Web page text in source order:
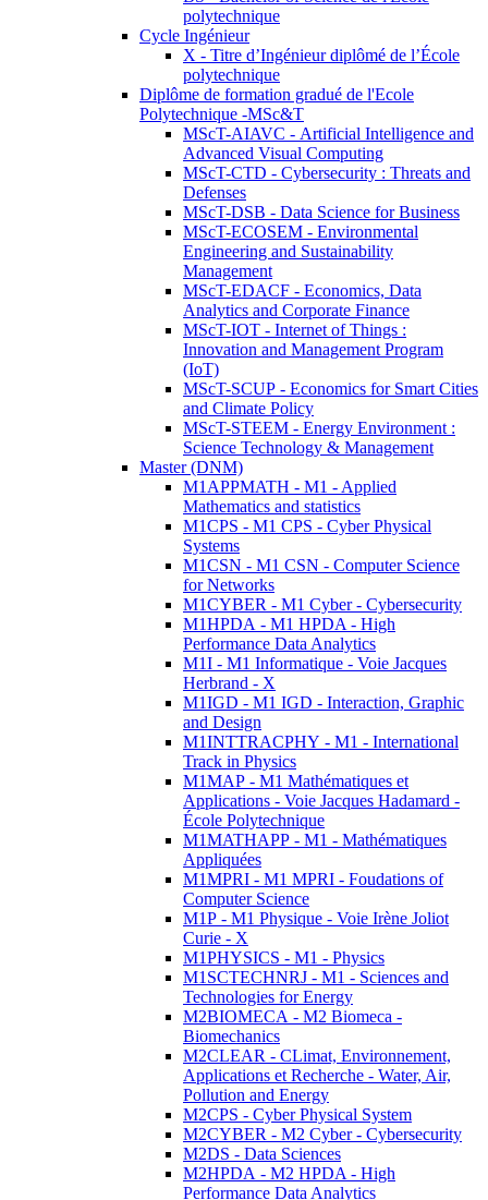
polytechnique
Cycle Ingénieur
X - Titre d’Ingénieur diplômé de l’École
polytechnique
Diplôme de formation gradué de l'Ecole
Polytechnique -MSc&T
MScT-AIAVC - Artificial Intelligence and
Advanced Visual Computing
MScT-CTD - Cybersecurity : Threats and
Defenses
MScT-DSB - Data Science for Business
MScT-ECOSEM - Environmental
Engineering and Sustainability
Management
MScT-EDACF - Economics, Data
Analytics and Corporate Finance
MScT-IOT - Internet of Things :
Innovation and Management Program
(IoT)
MScT-SCUP - Economics for Smart Cities
and Climate Policy
MScT-STEEM - Energy Environment :
Science Technology & Management
Master (DNM)
M1APPMATH - M1 - Applied
Mathematics and statistics
M1CPS - M1 CPS - Cyber Physical
Systems
M1CSN - M1 CSN - Computer Science
for Networks
M1CYBER - M1 Cyber - Cybersecurity
M1HPDA - M1 HPDA - High
Performance Data Analytics
M1I - M1 Informatique - Voie Jacques
Herbrand - X
M1IGD - M1 IGD - Interaction, Graphic
and Design
M1INTTRACPHY - M1 - International
Track in Physics
M1MAP - M1 Mathématiques et
Applications - Voie Jacques Hadamard -
École Polytechnique
M1MATHAPP - M1 - Mathématiques
Appliquées
M1MPRI - M1 MPRI - Foudations of
Computer Science
M1P - M1 Physique - Voie Irène Joliot
Curie - X
M1PHYSICS - M1 - Physics
M1SCTECHNRJ - M1 - Sciences and
Technologies for Energy
M2BIOMECA - M2 Biomeca -
Biomechanics
M2CLEAR - CLimat, Environnement,
Applications et Recherche - Water, Air,
Pollution and Energy
M2CPS - Cyber Physical System
M2CYBER - M2 Cyber - Cybersecurity
M2DS - Data Sciences
M2HPDA - M2 HPDA - High
Performance Data Analytics